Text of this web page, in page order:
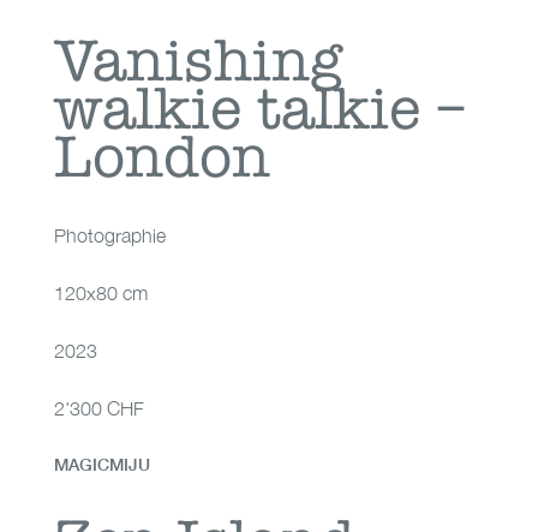
Vanishing walkie
talkie – London
Vanishing
walkie talkie –
London
Photographie
120x80 cm
2023
2'300 CHF
MAGICMIJU